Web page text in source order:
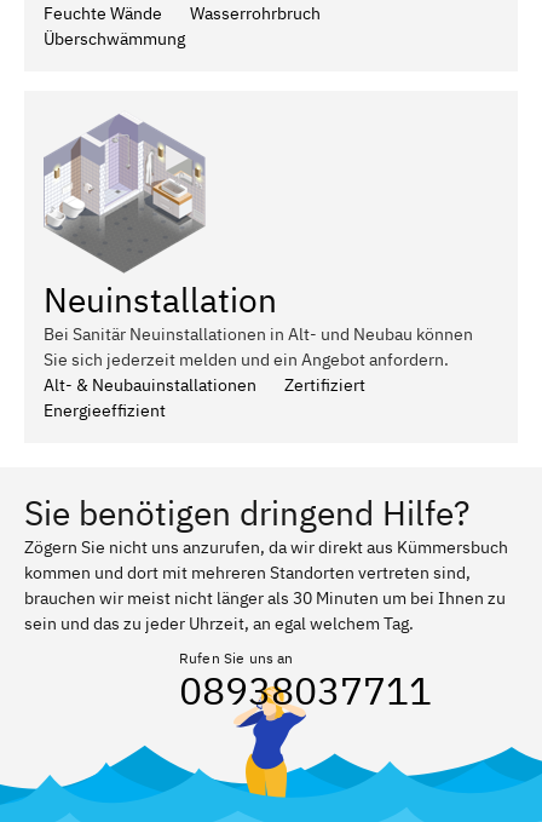
Feuchte Wände
Wasserrohrbruch
Überschwämmung
Neuinstallation
Bei Sanitär Neuinstallationen in Alt- und Neubau können
Sie sich jederzeit melden und ein Angebot anfordern.
Alt- & Neubauinstallationen
Zertifiziert
Energieeffizient
Sie benötigen dringend Hilfe?
Zögern Sie nicht uns anzurufen, da wir direkt aus Kümmersbuch
kommen und dort mit mehreren Standorten vertreten sind,
brauchen wir meist nicht länger als 30 Minuten um bei Ihnen zu
sein und das zu jeder Uhrzeit, an egal welchem Tag.
Rufen Sie uns an
08938037711